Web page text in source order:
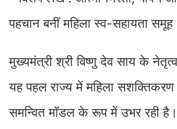
मुख्यमंत्री श्री विष्णु देव साय के
यह पहल राज्य में महिला
समन्वित मॉडल के रूप में उभर रही